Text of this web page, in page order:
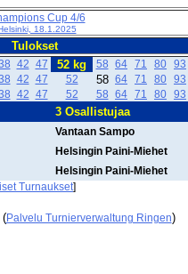
Cup 4/6
18.1.2025
Tulokset
42 47 52 kg 58 64 71 80 93
42 47 52 58 64 71 80 93
42 47 52 58 64 71 80 93
3 Osallistujaa
Vantaan Sampo
Helsingin Paini-Miehet
Helsingin Paini-Miehet
Turnaukset]
(Palvelu Turnierverwaltung Ringen)